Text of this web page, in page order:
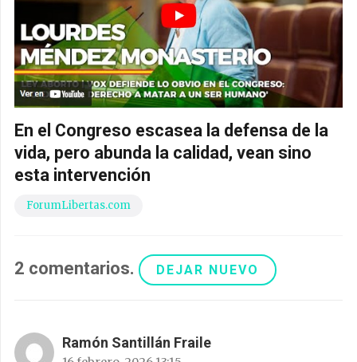
En el Congreso escasea la defensa de la
vida, pero abunda la calidad, vean sino
esta intervención
ForumLibertas.com
2 comentarios. DEJAR NUEVO
Ramón Santillán Fraile